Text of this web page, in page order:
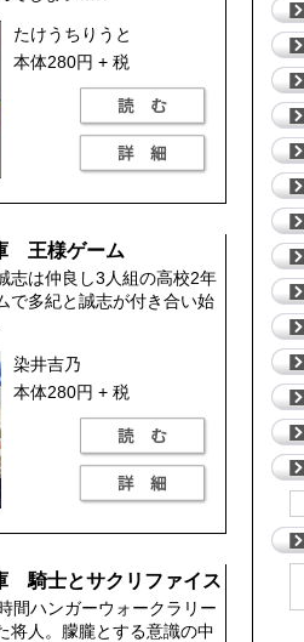
たけうちりうと
本体280円 + 税
王様ゲーム
志は仲良し3人組の高校2年
で多紀と誠志が付き合い始
染井吉乃
本体280円 + 税
騎士とサクリファイス
間ハンガーウォークラリー
将人。朦朧とする意識の中